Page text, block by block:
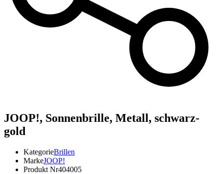
JOOP!, Sonnenbrille, Metall, schwarz-
gold
KategorieBrillen
MarkeJOOP!
Produkt Nr404005